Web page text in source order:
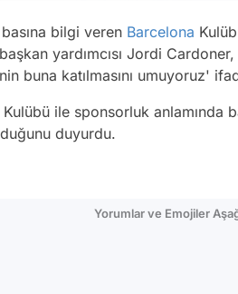
bilgi veren Barcelona
yardımcısı Jordi
buna katılmasını umuyoruz'
ile sponsorluk anlamında
duyurdu.
Yorumlar ve Emojiler